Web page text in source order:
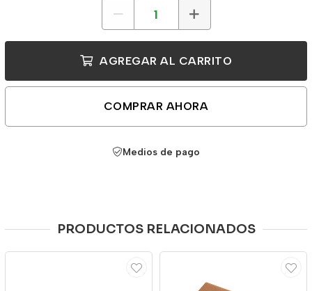
AGREGAR AL CARRITO
COMPRAR AHORA
Medios de pago
PRODUCTOS RELACIONADOS